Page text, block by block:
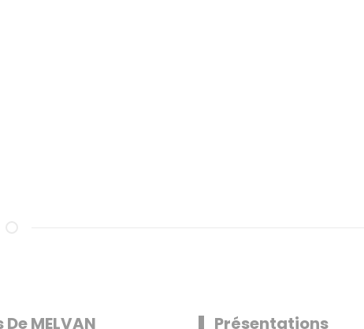
MELVAN Présentations